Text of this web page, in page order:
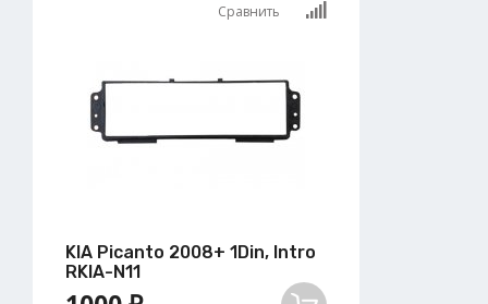
Сравнить
KIA Picanto 2008+ 1Din, Intro
RKIA-N11